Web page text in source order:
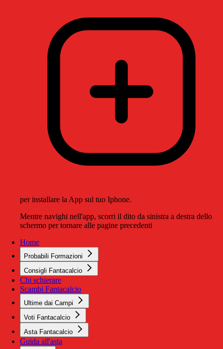
per installare la App sul tuo Iphone.
Mentre navighi nell'app, scorri il dito da sinistra a destra dello
schermo per tornare alle pagine precedenti
Home
Probabili Formazioni
Consigli Fantacalcio
Chi schierare
Scambi Fantacalcio
Ultime dai Campi
Voti Fantacalcio
Asta Fantacalcio
Guida all'asta